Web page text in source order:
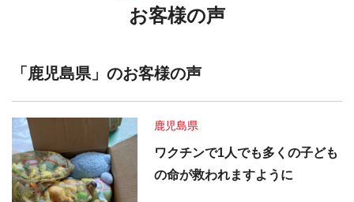
お客様の声
「鹿児島県」のお客様の声
鹿児島県
ワクチンで1人でも多くの子ども
の命が救われますように